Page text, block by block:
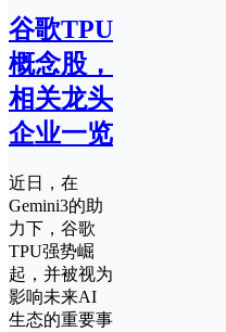
谷歌TPU
概念股，
相关龙头
企业一览
近日，在
Gemini3的助
力下，谷歌
TPU强势崛
起，并被视为
影响未来AI
生态的重要事